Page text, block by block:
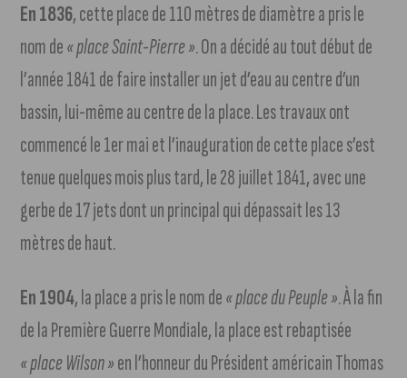
En 1836, cette place de 110 mètres de diamètre a pris le
nom de« place Saint-Pierre ». On a décidé au tout début de
l’année 1841 de faire installer un jet d’eau au centre d’un
bassin, lui-même au centre de la place. Les travaux ont
commencé le 1er mai et l’inauguration de cette place s’est
tenue quelques mois plus tard, le 28 juillet 1841, avec une
gerbe de 17 jets dont un principal qui dépassait les 13
mètres de haut.
En 1904, la place a pris le nom de« place du Peuple ». À la fin
de la Première Guerre Mondiale, la place est rebaptisée
« place Wilson »en l’honneur du Président américain Thomas